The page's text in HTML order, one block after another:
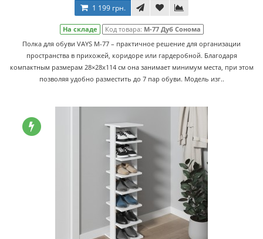
1 199 грн.
На складе Код товара: M-77 Дуб Сонома
Полка для обуви VAYS M-77 – практичное решение для организации
пространства в прихожей, коридоре или гардеробной. Благодаря
компактным размерам 28×28x114 см она занимает минимум места, при этом
позволяя удобно разместить до 7 пар обуви. Модель изг..